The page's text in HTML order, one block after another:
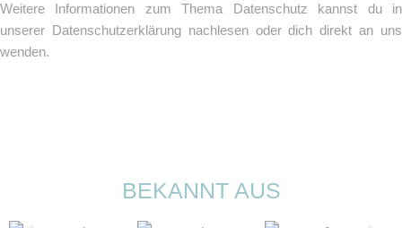
Weitere Informationen zum Thema Datenschutz kannst du in
unserer Datenschutzerklärung nachlesen oder dich direkt an uns
wenden.
BEKANNT AUS